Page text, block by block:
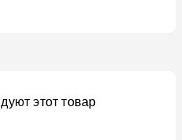
этот товар